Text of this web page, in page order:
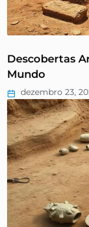
Descobertas
Mundo
dezembro 23,